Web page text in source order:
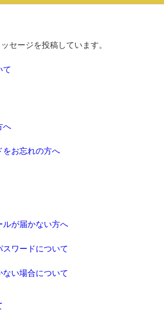
セージを投稿しています。
て
へ
をお忘れの方へ
ルが届かない方へ
ワードについて
い場合について